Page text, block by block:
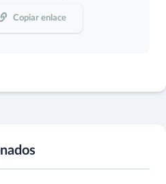
Copiar enlace